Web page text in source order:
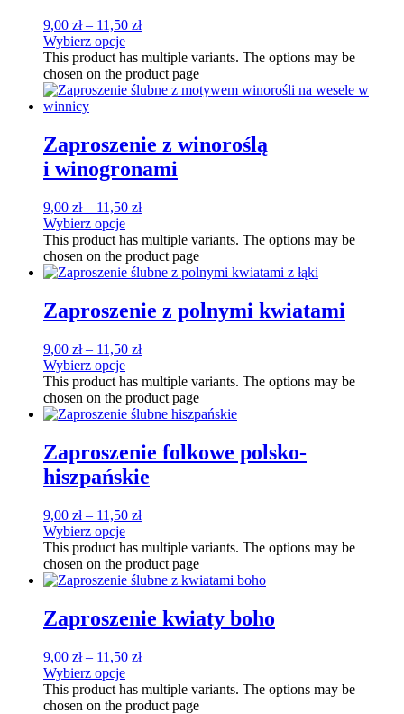
9,00 zł– 11,50 zł
Wybierz opcje
This product has multiple variants. The options may be
chosen on the product page
Zaproszenie z winoroślą
i winogronami
9,00 zł– 11,50 zł
Wybierz opcje
This product has multiple variants. The options may be
chosen on the product page
Zaproszenie z polnymi kwiatami
9,00 zł– 11,50 zł
Wybierz opcje
This product has multiple variants. The options may be
chosen on the product page
Zaproszenie folkowe polsko-
hiszpańskie
9,00 zł– 11,50 zł
Wybierz opcje
This product has multiple variants. The options may be
chosen on the product page
Zaproszenie kwiaty boho
9,00 zł– 11,50 zł
Wybierz opcje
This product has multiple variants. The options may be
chosen on the product page